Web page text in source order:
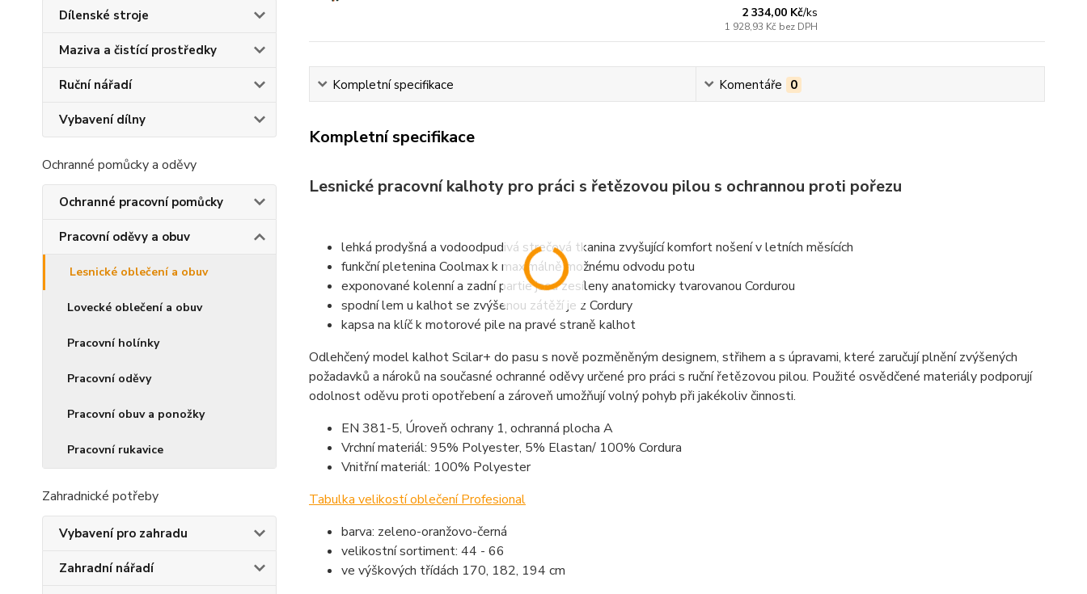
Dílenské stroje
Maziva a čistící prostředky
Ruční nářadí
Vybavení dílny
Ochranné pomůcky a oděvy
Ochranné pracovní pomůcky
Pracovní oděvy a obuv
Lesnické oblečení a obuv
Lovecké oblečení a obuv
Pracovní holínky
Pracovní oděvy
Pracovní obuv a ponožky
Pracovní rukavice
Zahradnické potřeby
Vybavení pro zahradu
Zahradní nářadí
2 334,00 Kč/ks
1 928,93 Kč bez DPH
Kompletní specifikace Komentáře 0
Kompletní specifikace
Lesnické pracovní kalhoty pro práci s řetězovou pilou s ochrannou proti pořezu
lehká prodyšná a vodoodpudivá strečová tkanina zvyšující komfort nošení v letních měsících
funkční pletenina Coolmax k maximálně možnému odvodu potu
exponované kolenní a zadní partie jsou zesíleny anatomicky tvarovanou Cordurou
spodní lem u kalhot se zvýšenou zátěží je z Cordury
kapsa na klíč k motorové pile na pravé straně kalhot
Odlehčený model kalhot Scilar+ do pasu s nově pozměněným designem, střihem a s úpravami, které zaručují plnění zvýšených
požadavků a nároků na současné ochranné oděvy určené pro práci s ruční řetězovou pilou. Použité osvědčené materiály podporují
odolnost oděvu proti opotřebení a zároveň umožňují volný pohyb při jakékoliv činnosti.
EN 381-5, Úroveň ochrany 1, ochranná plocha A
Vrchní materiál: 95% Polyester, 5% Elastan/ 100% Cordura
Vnitřní materiál: 100% Polyester
Tabulka velikostí oblečení Profesional
barva: zeleno-oranžovo-černá
velikostní sortiment: 44 - 66
ve výškových třídách 170, 182, 194 cm